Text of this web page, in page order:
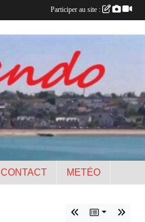
CONTACT METÉO
Participer au site :